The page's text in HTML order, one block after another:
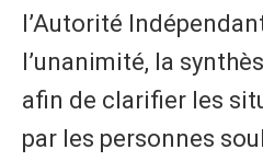
l’Autorité
l’unanimité, la
afin de clarifier les
par les personnes